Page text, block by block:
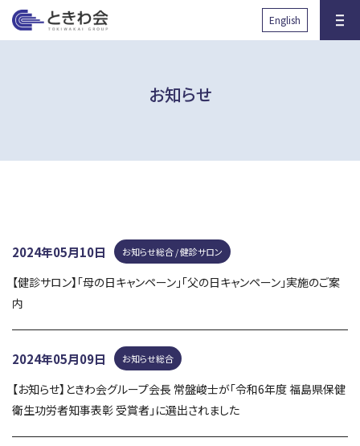
と
国際協力の取り組み
放射線被ばくに対する取り組
み
臨床研究に関する取り組み 健康事業所宣言
ときわ会へのご寄附について 40周年記念特設サイト
English
お知らせ
2024年05月10日 お知らせ総合 / 健診サロン
【健診サロン】「母の日キャンペーン」「父の日キャンペーン」実施のご案
内
2024年05月09日 お知らせ総合
【お知らせ】ときわ会グループ会長 常盤峻士が「令和6年度 福島県保健
衛生功労者知事表彰 受賞者」に選出されました